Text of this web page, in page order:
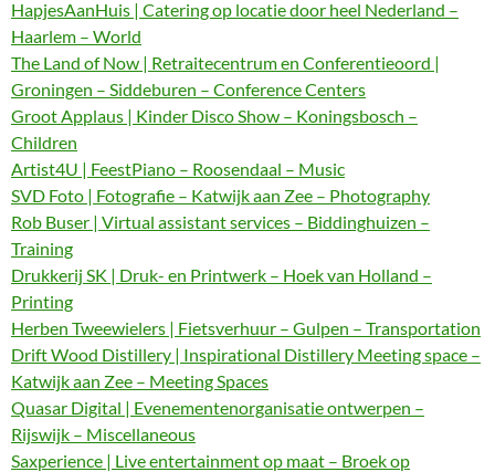
HapjesAanHuis | Catering op locatie door heel Nederland –
Haarlem – World
The Land of Now | Retraitecentrum en Conferentieoord |
Groningen – Siddeburen – Conference Centers
Groot Applaus | Kinder Disco Show – Koningsbosch –
Children
Artist4U | FeestPiano – Roosendaal – Music
SVD Foto | Fotografie – Katwijk aan Zee – Photography
Rob Buser | Virtual assistant services – Biddinghuizen –
Training
Drukkerij SK | Druk- en Printwerk – Hoek van Holland –
Printing
Herben Tweewielers | Fietsverhuur – Gulpen – Transportation
Drift Wood Distillery | Inspirational Distillery Meeting space –
Katwijk aan Zee – Meeting Spaces
Quasar Digital | Evenementenorganisatie ontwerpen –
Rijswijk – Miscellaneous
Saxperience | Live entertainment op maat – Broek op